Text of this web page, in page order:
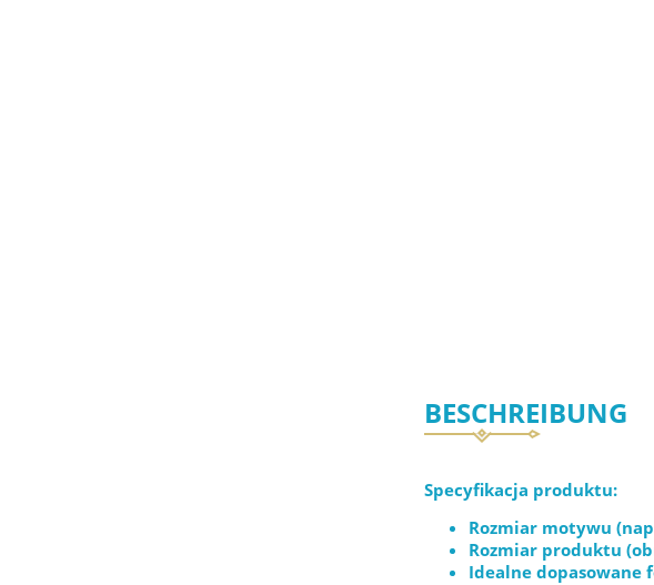
BESCHREIBUNG
Specyfikacja produktu:
Rozmiar motywu
Rozmiar produktu
Idealne dopasowane